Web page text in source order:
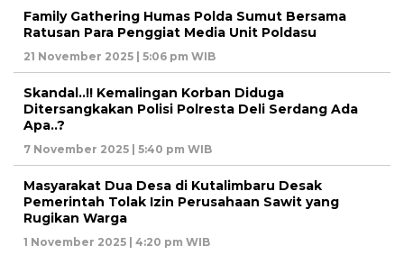
Family Gathering Humas Polda Sumut Bersama
Ratusan Para Penggiat Media Unit Poldasu
21 November 2025 | 5:06 pm WIB
Skandal..!! Kemalingan Korban Diduga
Ditersangkakan Polisi Polresta Deli Serdang Ada
Apa..?
7 November 2025 | 5:40 pm WIB
Masyarakat Dua Desa di Kutalimbaru Desak
Pemerintah Tolak Izin Perusahaan Sawit yang
Rugikan Warga
1 November 2025 | 4:20 pm WIB